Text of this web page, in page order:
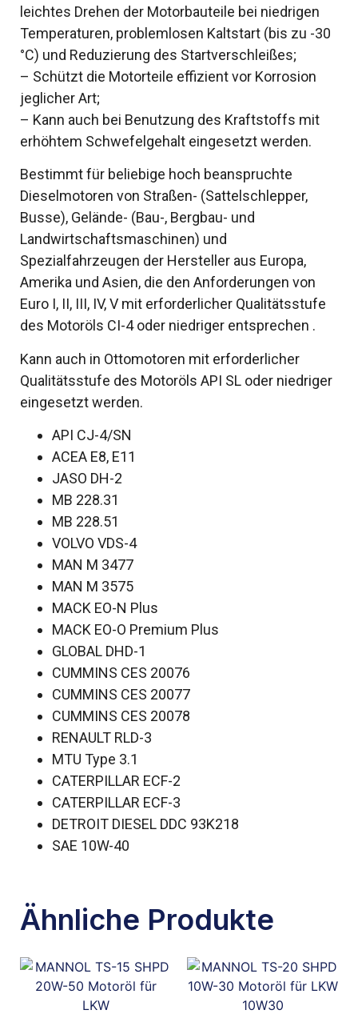
leichtes Drehen der Motorbauteile bei niedrigen
Temperaturen, problemlosen Kaltstart (bis zu -30
°C) und Reduzierung des Startverschleißes;
– Schützt die Motorteile effizient vor Korrosion
jeglicher Art;
– Kann auch bei Benutzung des Kraftstoffs mit
erhöhtem Schwefelgehalt eingesetzt werden.
Bestimmt für beliebige hoch beanspruchte
Dieselmotoren von Straßen- (Sattelschlepper,
Busse), Gelände- (Bau-, Bergbau- und
Landwirtschaftsmaschinen) und
Spezialfahrzeugen der Hersteller aus Europa,
Amerika und Asien, die den Anforderungen von
Euro I, II, III, IV, V mit erforderlicher Qualitätsstufe
des Motoröls CI-4 oder niedriger entsprechen .
Kann auch in Ottomotoren mit erforderlicher
Qualitätsstufe des Motoröls API SL oder niedriger
eingesetzt werden.
API CJ-4/SN
ACEA E8, E11
JASO DH-2
MB 228.31
MB 228.51
VOLVO VDS-4
MAN M 3477
MAN M 3575
MACK EO-N Plus
MACK EO-O Premium Plus
GLOBAL DHD-1
CUMMINS CES 20076
CUMMINS CES 20077
CUMMINS CES 20078
RENAULT RLD-3
MTU Type 3.1
CATERPILLAR ECF-2
CATERPILLAR ECF-3
DETROIT DIESEL DDC 93K218
SAE 10W-40
Ähnliche Produkte